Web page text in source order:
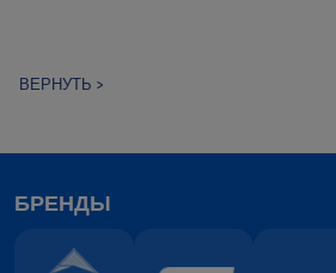
ВЕРНУТЬ >
БРЕНДЫ